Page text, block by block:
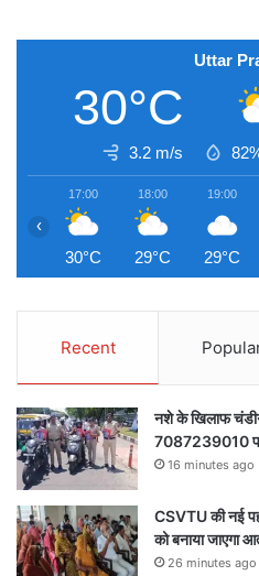
Uttar
30°C
3.2 m/s
17:00
30°C
18:00
29°C
19:00
29°C
‹
Recent
नशे के खिलाफ
7087239010 पर
16 minutes ago
CSVTU की नई
को बनाया जाएगा
26 minutes ago